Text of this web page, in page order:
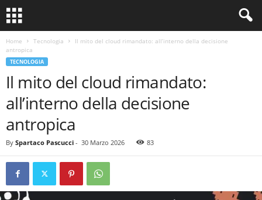
Home Tecnologia
Il mito del cloud rimandato: all’interno della decisione
antropica
TECNOLOGIA
Il mito del cloud rimandato:
all’interno della decisione
antropica
By Spartaco Pascucci - 30 Marzo 2026 83